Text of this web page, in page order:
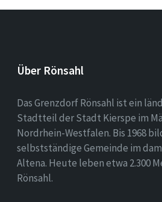
Über Rönsahl
Das Grenzdorf Rönsahl ist ein
Stadtteil der Stadt Kierspe im
Nordrhein-Westfalen. Bis 1968
selbstständige Gemeinde im
Altena. Heute leben etwa 2.300
Rönsahl.